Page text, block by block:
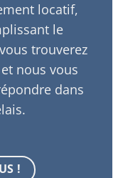
locatif,
le
trouverez
nous vous
dans
!